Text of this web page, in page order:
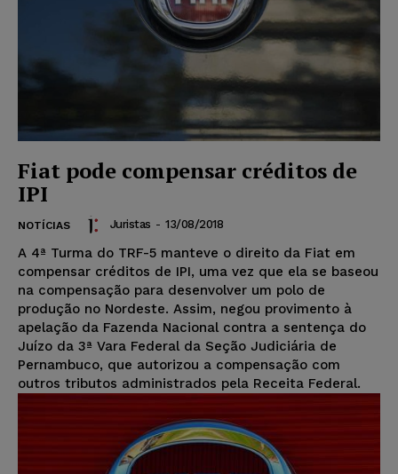
Fiat pode compensar créditos de
IPI
NOTÍCIAS Juristas - 13/08/2018
A 4ª Turma do TRF-5 manteve o direito da Fiat em
compensar créditos de IPI, uma vez que ela se baseou
na compensação para desenvolver um polo de
produção no Nordeste. Assim, negou provimento à
apelação da Fazenda Nacional contra a sentença do
Juízo da 3ª Vara Federal da Seção Judiciária de
Pernambuco, que autorizou a compensação com
outros tributos administrados pela Receita Federal.